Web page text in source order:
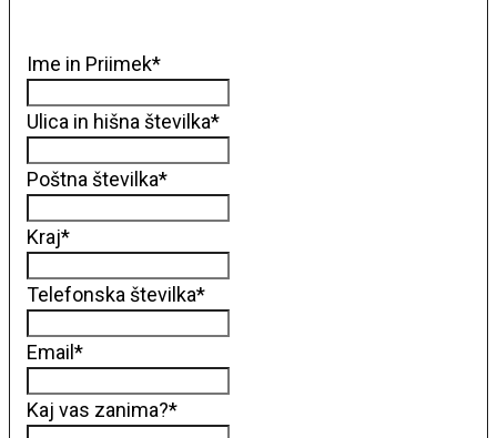
Ime in Priimek*
Ulica in hišna številka*
Poštna številka*
Kraj*
Telefonska številka*
Email *
Kaj vas zanima?*